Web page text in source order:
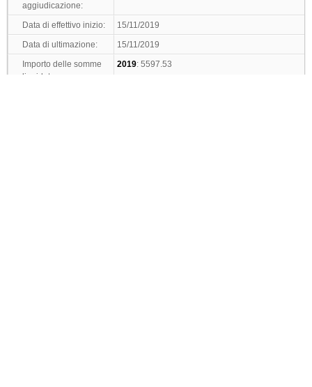
aggiudicazione:
Data di effettivo inizio:
15/11/2019
Data di ultimazione:
15/11/2019
Importo delle somme
liquidate:
2019: 5597.53